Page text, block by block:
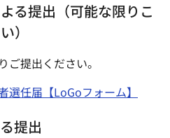
る提出（可能な限りこ
）
ご提出ください。
選任届【LoGoフォーム】
提出